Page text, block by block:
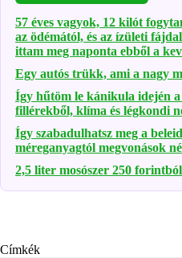
57 éves vagyok, 12 kilót
az ödémától, és az ízületi
ittam meg naponta ebből a
Egy autós trükk, ami a nagy
Így hűtöm le kánikula idején
fillérekből, klíma és légkondi
Így szabadulhatsz meg a
méreganyagtól megvonások
2,5 liter mosószer 250
Címkék